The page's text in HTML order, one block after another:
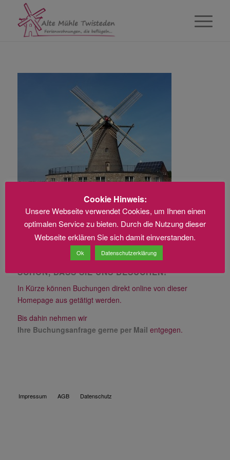
SCHÖN, DASS SIE UNS BESUCHEN!
In Kürze können Buchungen direkt online von dieser
Homepage aus getätigt werden.
Bis dahin nehmen wir
Ihre Buchungsanfrage gerne per Mail entgegen.
Impressum AGB Datenschutz
Cookie Hinweis:
Unsere Webseite verwendet Cookies, um Ihnen einen
optimalen Service zu bieten. Durch die Nutzung dieser
Webseite erklären Sie sich damit einverstanden.
Ok Datenschutzerklärung